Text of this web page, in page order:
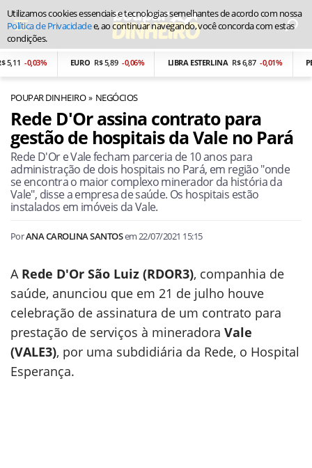
-0,03% EURO R$ 5,89 -0,06% LIBRA ESTERLINA R$ 6,87 -0,01%
POUPAR DINHEIRO NEGÓCIOS
Rede D'Or assina contrato para
gestão de hospitais da Vale no Pará
Rede D'Or e Vale fecham parceria de 10 anos para
administração de dois hospitais no Pará, em região "onde
se encontra o maior complexo minerador da história da
Vale", disse a empresa de saúde. Os hospitais estão
instalados em imóveis da Vale.
PorANA CAROLINA SANTOSem22/07/2021 15:15
A Rede D'Or São Luiz (RDOR3), companhia de
saúde, anunciou que em 21 de julho houve
celebração de assinatura de um contrato para
prestação de serviços à mineradora Vale
(VALE3), por uma subdidiária da Rede, o Hospital
Esperança.
Utilizamos cookies essenciais e tecnologias semelhantes de acordo com nossa
Política de Privacidadee, ao continuar navegando, você concorda com estas
condições.